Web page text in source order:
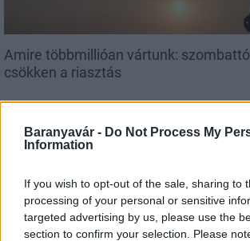
Baranyavár - Do Not Process My
Information
If you wish to opt-out of the sale, sharing to
processing of your personal or sensitive
targeted advertising by us, please use the
section to confirm your selection. Please
Amire többmillióan vártunk:
csökken a riasztás